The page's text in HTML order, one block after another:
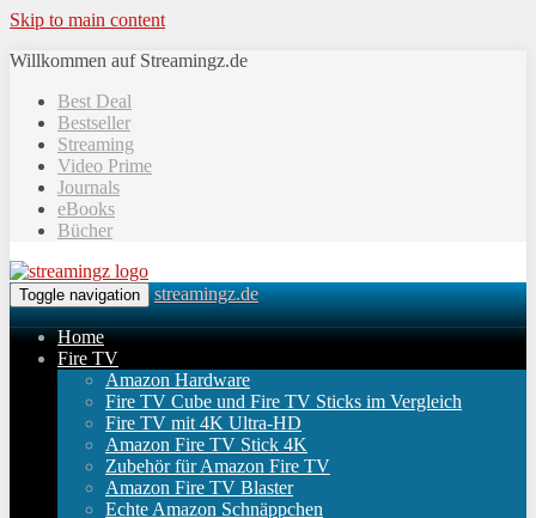
Skip to main content
Willkommen auf Streamingz.de
Best Deal
Bestseller
Streaming
Video Prime
Journals
eBooks
Bücher
Toggle navigation streamingz.de
Home
Fire TV
Amazon Hardware
Fire TV Cube und Fire TV Sticks im Vergleich
Fire TV mit 4K Ultra-HD
Amazon Fire TV Stick 4K
Zubehör für Amazon Fire TV
Amazon Fire TV Blaster
Echte Amazon Schnäppchen